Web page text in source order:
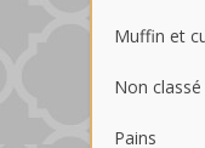
Muffin et
Non classé
Pains